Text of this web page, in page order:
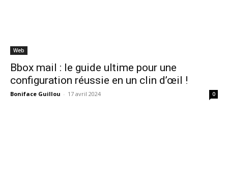
Web
Bbox mail : le guide ultime pour une
configuration réussie en un clin d’œil !
Boniface Guillou - 17 avril 2024 0